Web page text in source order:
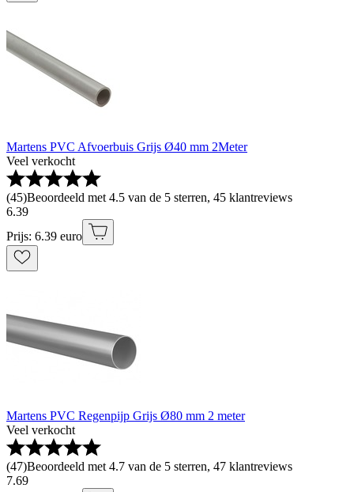
Martens PVC Afvoerbuis Grijs Ø40 mm 2Meter
Veel verkocht
(45)Beoordeeld met 4.5 van de 5 sterren, 45 klantreviews
6.39
Prijs: 6.39 euro
Martens PVC Regenpijp Grijs Ø80 mm 2 meter
Veel verkocht
(47)Beoordeeld met 4.7 van de 5 sterren, 47 klantreviews
7.69